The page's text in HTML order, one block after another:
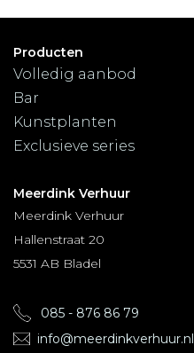
Producten
Volledig aanbod
Bar
Kunstplanten
Exclusieve series
Meerdink Verhuur
Meerdink Verhuur
Hallenstraat 20
5531 AB Bladel
085 - 876 86 79
info@meerdinkverhuur.nl